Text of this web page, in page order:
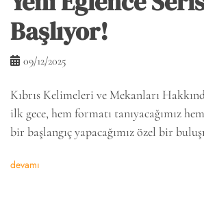
Başlıyor!
09/12/2025
Kıbrıs Kelimeleri ve Mekanları
ilk gece, hem formatı tanıyacağımız
bir başlangıç yapacağımız özel bir
devamı